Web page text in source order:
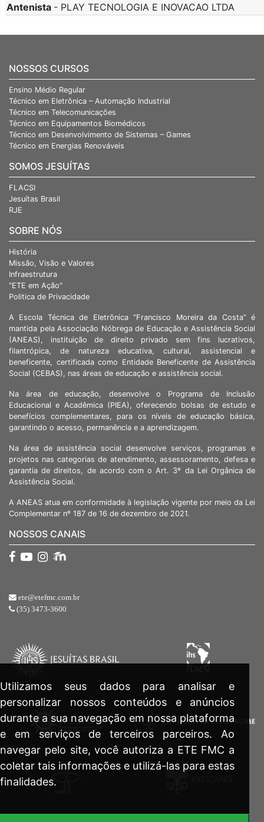
Antenista - PLAY TECNOLOGIA E INOVACAO LTDA
NOSSOS CURSOS
Ensino Médio Regular
Técnico em Eletrônica – Automação Industrial
Técnico em Telecomunicações
Técnico em Equipamentos Biomédicos
Técnico em Desenvolvimento de Sistemas – Games
Técnico em Energias Renováveis
SOMOS JESUÍTAS
FLACSI
Jesuítas Brasil
RJE
SOBRE NÓS
História
Missão, Visão e Valores
Infraestrutura
"ETE em Ação"
Politica de Privacidade
A Escola Técnica de Eletrônica “Francisco Moreira da Costa” é
mantida pela Associação Nóbrega de Educação e Assistência Social
(ANEAS), instituição de direito privado sem fins lucrativos,
filantrópica, de natureza educativa, cultural, assistencial e
beneficente, certificada como Entidade Beneficente de Assistência
Social (CEBAS), nas áreas de educação e assistência social.
Na área de educação, desenvolve o Programa de Inclusão
Educacional e Acadêmica (PIEA), oferecendo bolsas de estudo e
benefícios complementares, para os níveis de educação básica,
garantindo o acesso, permanência e a aprendizagem.
Na área de assistência social desenvolve serviços, programas e
projetos nas categorias de atendimento, assessoramento, defesa e
garantia de direitos, de acordo com o Art. 3º da Lei Orgânica de
Assistência Social.
A ANEAS atua em conformidade à legislação vigente por meio da Lei
Complementar nº 187 de 16 de dezembro de 2021.
NOSSOS CANAIS
ete@etefmc.com.br
(35) 3473-3600
Utilizamos seus dados para analisar e
personalizar nossos conteúdos e anúncios
durante a sua navegação em nossa plataforma
e em serviços de terceiros parceiros. Ao
navegar pelo site, você autoriza a ETE FMC a
coletar tais informações e utilizá-las para estas
finalidades.